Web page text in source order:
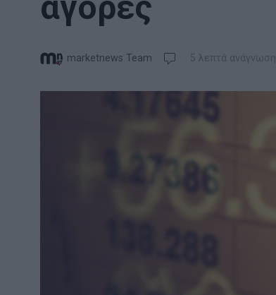
marketnews Team 5 λεπτά ανάγνωση